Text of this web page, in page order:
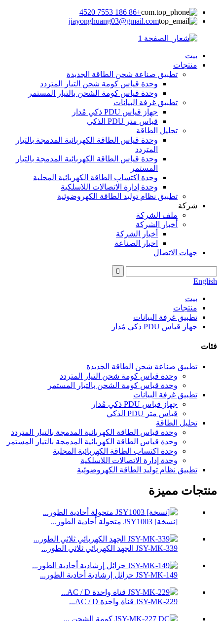
+86 186 7553 4520
jiayonghuang03@gmail.com
بيت
منتجات
تطبيق صناعة شحن الطاقة الجديدة
وحدة قياس كومة شحن التيار المتردد
وحدة قياس كومة الشحن بالتيار المستمر
تطبيق غرفة البيانات
جهاز قياس PDU ذكي مُدار
قياس متر PDU الذكي
تحليل الطاقة
وحدة قياس الطاقة الكهربائية المدمجة بالتيار
المتردد
وحدة قياس الطاقة الكهربائية المدمجة بالتيار
المستمر
وحدة اكتساب الطاقة الكهربائية المحلية
وحدة إدارة الاتصالات اللاسلكية
تطبيق نظام توليد الطاقة الكهروضوئية
شركة
ملف الشركة
أخبار الشركة
أخبار الشركة
اخبار الصناعة
جهات الاتصال
English
بيت
منتجات
تطبيق غرفة البيانات
جهاز قياس PDU ذكي مُدار
فئات
تطبيق صناعة شحن الطاقة الجديدة
وحدة قياس كومة شحن التيار المتردد
وحدة قياس كومة الشحن بالتيار المستمر
تطبيق غرفة البيانات
جهاز قياس PDU ذكي مُدار
قياس متر PDU الذكي
تحليل الطاقة
وحدة قياس الطاقة الكهربائية المدمجة بالتيار المتردد
وحدة قياس الطاقة الكهربائية المدمجة بالتيار المستمر
وحدة اكتساب الطاقة الكهربائية المحلية
وحدة إدارة الاتصالات اللاسلكية
تطبيق نظام توليد الطاقة الكهروضوئية
منتجات مميزة
[نسخة] JSY1003 متحولة أحادية الطور...
JSY-MK-339 الجهد الكهربائي ثلاثي الطور...
JSY-MK-149 حزائل إرشادية أحادية الطور...
JSY-MK-229 قناة واحدة AC / D...